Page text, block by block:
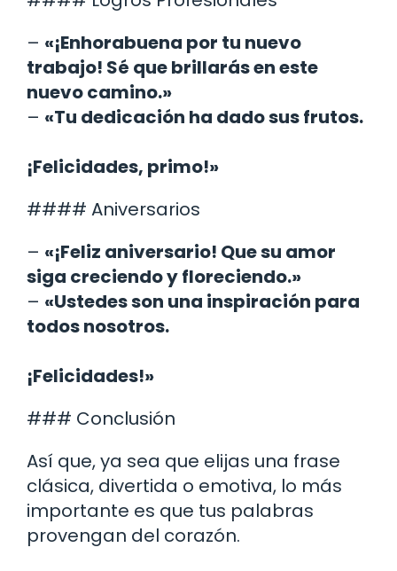
– «¡Enhorabuena por tu nuevo
trabajo! Sé que brillarás en este
nuevo camino.»
– «Tu dedicación ha dado sus frutos.
¡Felicidades, primo!»
#### Aniversarios
– «¡Feliz aniversario! Que su amor
siga creciendo y floreciendo.»
– «Ustedes son una inspiración para
todos nosotros.
¡Felicidades!»
### Conclusión
Así que, ya sea que elijas una frase
clásica, divertida o emotiva, lo más
importante es que tus palabras
provengan del corazón.